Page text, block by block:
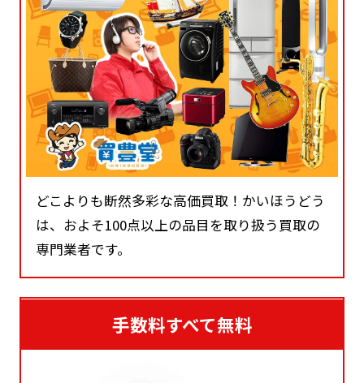
どこよりも断然多彩な高価買取！かいほうどう
は、およそ100点以上の品目を取り扱う買取の
専門業者です。
手数料すべて無料